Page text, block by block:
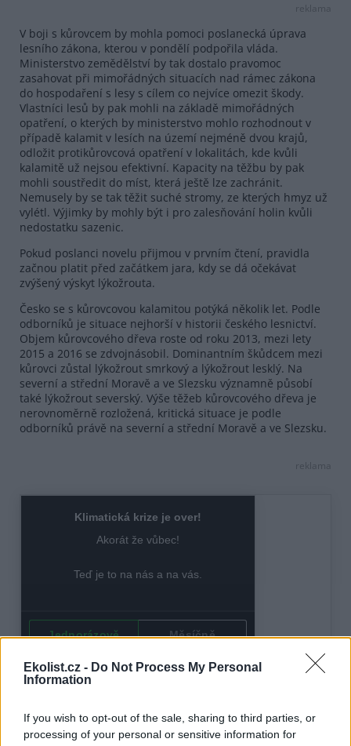
Ekolist.cz - Do Not Process My Personal
Information
If you wish to opt-out of the sale, sharing to third parties, or
processing of your personal or sensitive information for
reklama
V boji s kůrovcem by mohla pomoci poslanecká úprava
lesního zákona, kterou v pondělí podpořila vláda.
Ministerstvo zemědělství by tak dostalo pravomoc
zasahovat při mimořádných situacích nad rámec zákona
do hospodaření s lesy s cílem co nejvíce omezit škody.
Vlastníci lesů by pak mohli na základě mimořádných
opatření, o kterých by ministerstvo mohlo rozhodnout v
případě kalamit v lesích na území nejméně dvou krajů,
odložit protikůrovcová opatření v lokalitách, kde kvůli
kalamitě už nejsou efektivní. Kapacity na těžbu by pak
mohli soustředit do míst, která ještě lze zachránit.
Nemusely by se tak těžit suché stromy, ze kterých hmyz už
vylétl. Výjimky by mohly být i pro zalesňování holin kvůli
nedostatku sazenic.
Pokud poslanci novelu přijmou v prvním čtení, pravidla
začnou platit před začátkem jara, kdy se dá očekávat
zvýšený výskyt lýkožrouta.
Česko se s kůrovcovou kalamitou potýká několik let. Podle
odborníků je situace nejhorší v historii českého lesnictví.
Objem kůrovcového dřeva roste od roku 2013, mezi lety
2015 a 2016 se zdvojnásobil. Dominantním škůdcem mezi
kůrovci zůstal lýkožrout smrkový a lýkožrout lesklý. Na
severní a střední Moravě a ve Slezsku významně působí
také lýkožrout severský. Výše těžeb kůrovcového dřeva je
nerovnoměrně rozložená, kritická situace je podle
odborníků právě na severní a střední Moravě a ve Slezsku.
reklama